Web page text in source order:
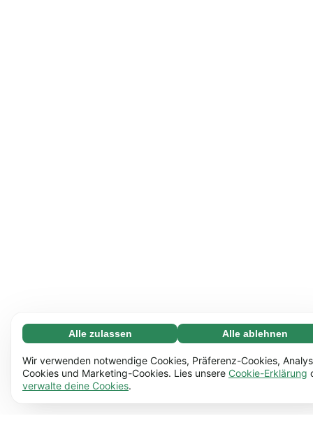
Notwendige (65)
Notwendige Cookies helfen dabei, unsere Website
nutzbar zu machen, indem sie grundlegende Funktionen
ermöglichen, z.B. die Seitennavigation. Ohne diese
Mehr erfahren
Alle zulassen Alle ablehnen
Wir verwenden notwendige Cookies, Präferenz-Cookies,
Cookies und Marketing-Cookies. Lies unsere Cookie-Erklärung
verwalte deine Cookies.